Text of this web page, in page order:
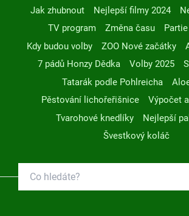
Jak zhubnout Nejlepší filmy 2024
TV program
Změna času Partie
Kdy budou volby
ZOO Nové začátky
7 pádů Honzy Dědka
Volby 2025
Tatarák podle Pohlreicha
Pěstování lichořeřišnice
Výpočet
Tvarohové knedlíky
Nejlepší
Švestkový koláč